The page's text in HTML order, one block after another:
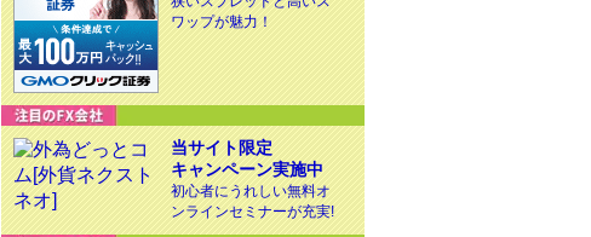
ワップが魅力！
当サイト限定
キャンペーン実施中
初心者にうれしい無料オ
ンラインセミナーが充実!